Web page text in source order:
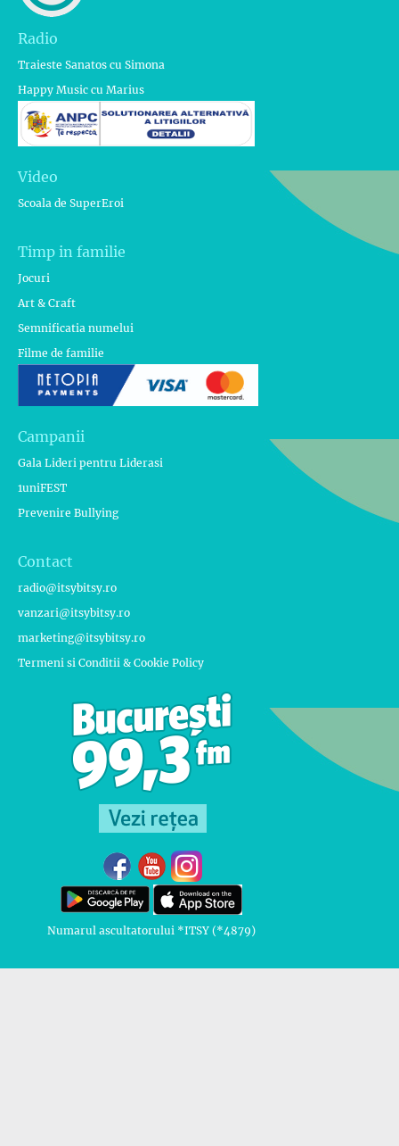
Radio
Traieste Sanatos cu Simona
Happy Music cu Marius
Video
Scoala de SuperEroi
Timp in familie
Jocuri
Art & Craft
Semnificatia numelui
Filme de familie
Campanii
Gala Lideri pentru Liderasi
1uniFEST
Prevenire Bullying
Contact
radio@itsybitsy.ro
vanzari@itsybitsy.ro
marketing@itsybitsy.ro
Termeni si Conditii & Cookie Policy
Numarul ascultatorului *ITSY (*4879)